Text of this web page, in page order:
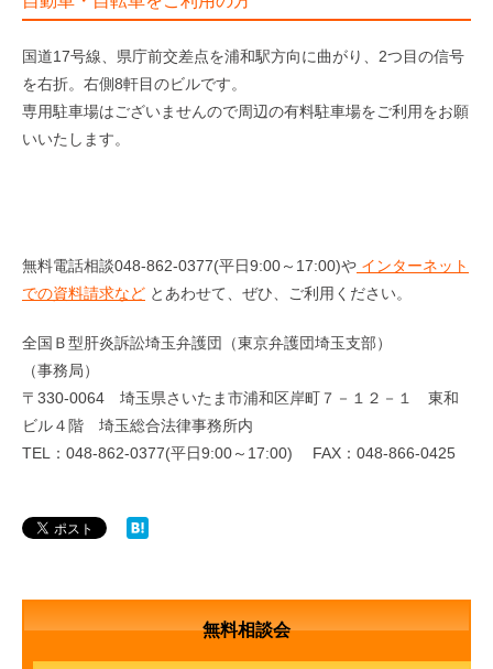
国道17号線、県庁前交差点を浦和駅方向に曲がり、2つ目の信号
を右折。右側8軒目のビルです。
専用駐車場はございませんので周辺の有料駐車場をご利用をお願
いいたします。
無料電話相談048-862-0377(平日9:00～17:00)や インターネット
での資料請求など とあわせて、ぜひ、ご利用ください。
全国Ｂ型肝炎訴訟埼玉弁護団（東京弁護団埼玉支部）
（事務局）
〒330-0064 埼玉県さいたま市浦和区岸町７－１２－１ 東和
ビル４階 埼玉総合法律事務所内
TEL：048-862-0377(平日9:00～17:00) FAX：048-866-0425
無料相談会